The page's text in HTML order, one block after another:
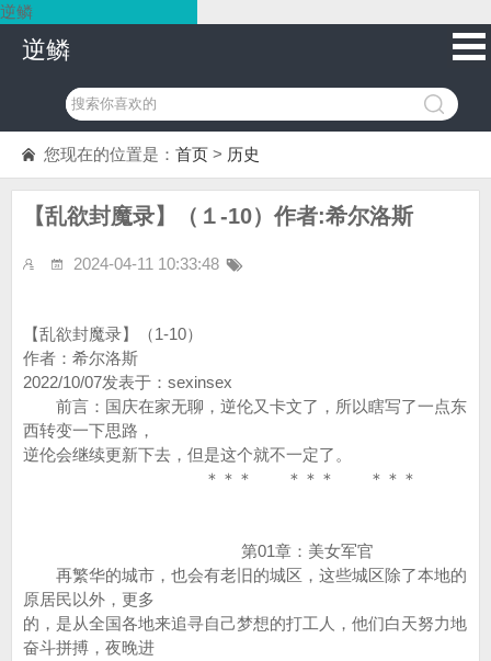
逆鳞
逆鳞
您现在的位置是： 首页 > 历史
【乱欲封魔录】（１-10）作者:希尔洛斯
2024-04-11 10:33:48
【乱欲封魔录】（1-10）
作者：希尔洛斯
2022/10/07发表于：sexinsex
前言：国庆在家无聊，逆伦又卡文了，所以瞎写了一点东
西转变一下思路，
逆伦会继续更新下去，但是这个就不一定了。
＊＊＊ ＊＊＊ ＊＊＊
第01章：美女军官
再繁华的城市，也会有老旧的城区，这些城区除了本地的
原居民以外，更多
的，是从全国各地来追寻自己梦想的打工人，他们白天努力地
奋斗拼搏，夜晚进